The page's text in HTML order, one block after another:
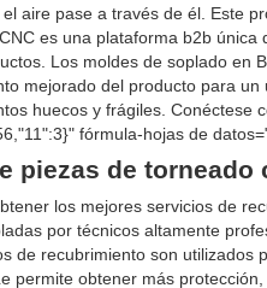
aire pase a través de él. Este
es una plataforma b2b
Los moldes de soplado en
mejorado del producto para
huecos y frágiles. Conéctese
fórmula-hojas de
piezas de torneado
los mejores servicios de
por técnicos altamente
de recubrimiento son utilizados
permite obtener más